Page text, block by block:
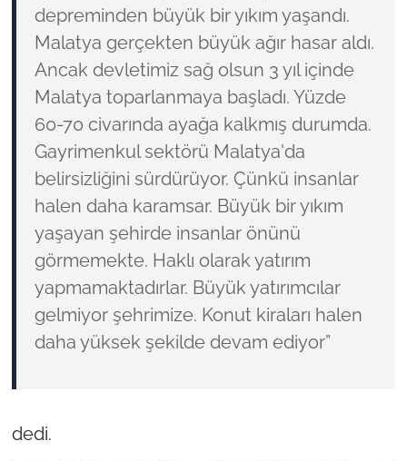
depreminden büyük bir yıkım yaşandı.
Malatya gerçekten büyük ağır hasar aldı.
Ancak devletimiz sağ olsun 3 yıl içinde
Malatya toparlanmaya başladı. Yüzde
60-70 civarında ayağa kalkmış durumda.
Gayrimenkul sektörü Malatya'da
belirsizliğini sürdürüyor. Çünkü insanlar
halen daha karamsar. Büyük bir yıkım
yaşayan şehirde insanlar önünü
görmemekte. Haklı olarak yatırım
yapmamaktadırlar. Büyük yatırımcılar
gelmiyor şehrimize. Konut kiraları halen
daha yüksek şekilde devam ediyor”
dedi.